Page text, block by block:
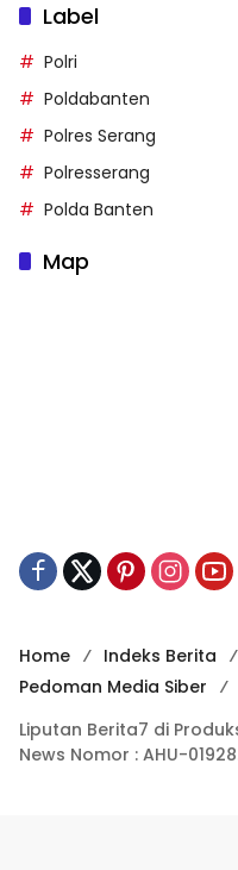
Label
Polri
Poldabanten
Polres Serang
Polresserang
Polda Banten
Map
Home Indeks Berita
Pedoman Media Siber
Liputan Berita7 di
News Nomor : AHU-